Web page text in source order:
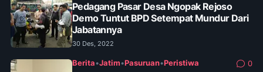
Pedagang Pasar Desa Ngopak Rejoso
Demo Tuntut BPD Setempat Mundur Dari
Jabatannya
30 Des, 2022
Berita•Jatim•Pasuruan•Peristiwa 0